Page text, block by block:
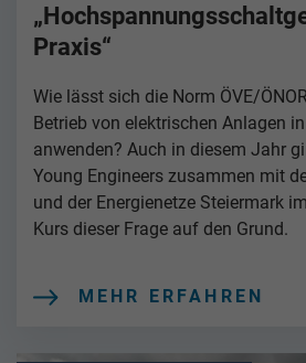
Praxis“
Wie lässt sich die Norm ÖVE/
Betrieb von elektrischen Anlagen
anwenden? Auch in diesem Jahr
Young Engineers zusammen mit
und der Energienetze Steiermark
Kurs dieser Frage auf den Grund.
MEHR ERFAHREN